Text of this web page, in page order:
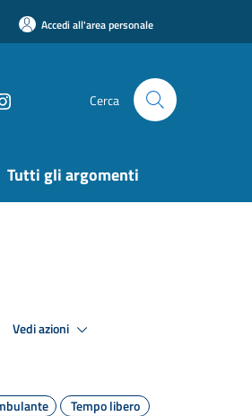
Accedi all'area personale
Cerca
Tutti gli argomenti
Vedi azioni
Tempo libero